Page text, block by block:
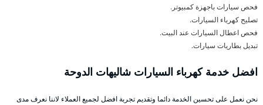
فحص سيارات باجهزة كمبيوتر.
تصليح كهرباء السيارات.
فحص اعطال السيارات عند البيت.
تبديل بطاريات سيارات.
افضل خدمة كهرباء السيارات شاليهات الدوحة
نحن نعمل على تحسين الخدمة دائما وتقديم تجربة افضل لجميع العملاء لاننا نعرف مدى